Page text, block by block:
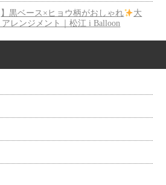
】黒ベース×ヒョウ柄がおしゃれ
大
レンジメント｜松江 i Balloon